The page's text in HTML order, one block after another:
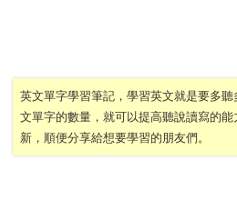
英文單字學習筆記，學習英文就是要多
文單字的數量，就可以提高聽說讀寫的
新，順便分享給想要學習的朋友們。